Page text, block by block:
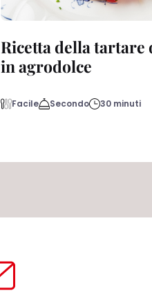
Ricetta della tartare
in agrodolce
Facile Secondo 30 minuti